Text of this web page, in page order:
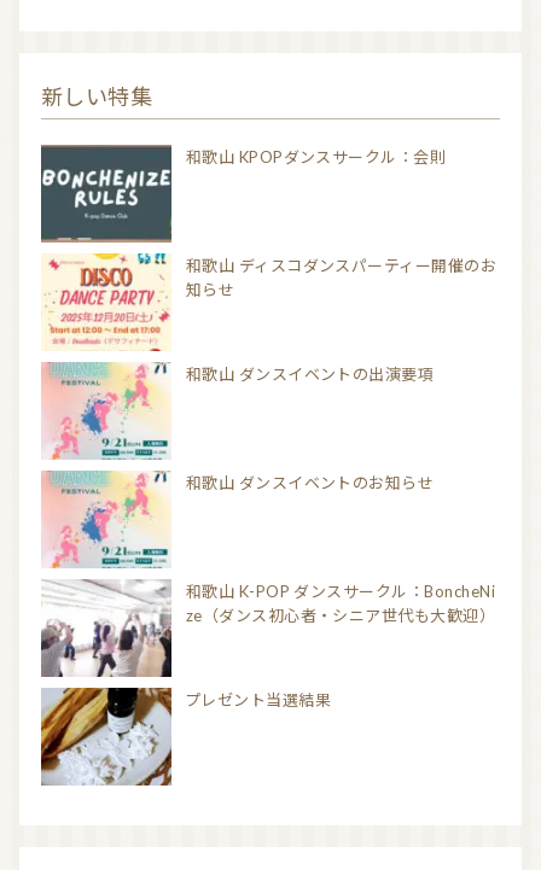
新しい特集
和歌山 KPOPダンスサークル：会則
和歌山 ディスコダンスパーティー開催のお
知らせ
和歌山 ダンスイベントの出演要項
和歌山 ダンスイベントのお知らせ
和歌山 K-POP ダンスサークル：BoncheNi
ze（ダンス初心者・シニア世代も大歓迎）
プレゼント当選結果